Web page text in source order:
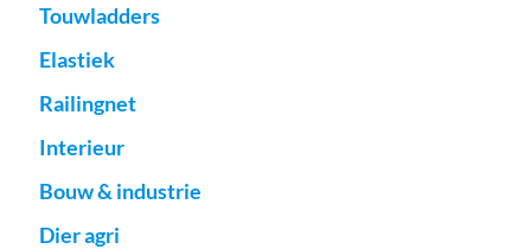
Touwladders
Elastiek
Railingnet
Interieur
Bouw & industrie
Dier agri